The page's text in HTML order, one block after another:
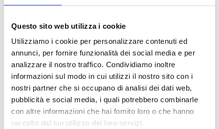
Questo sito web utilizza i cookie
Utilizziamo i cookie per personalizzare contenuti ed
annunci, per fornire funzionalità dei social media e per
analizzare il nostro traffico. Condividiamo inoltre
informazioni sul modo in cui utilizzi il nostro sito con i
nostri partner che si occupano di analisi dei dati web,
pubblicità e social media, i quali potrebbero combinarle
con altre informazioni che hai fornito loro o che hanno
raccolto dal tuo utilizzo dei loro servizi.
Contatto:
Tourist Info Laces-Val Martello
Piazza Principale 14
I-39021 Laces
T +39 0473 623 109
info@latsch.it
www.laces-martello.it